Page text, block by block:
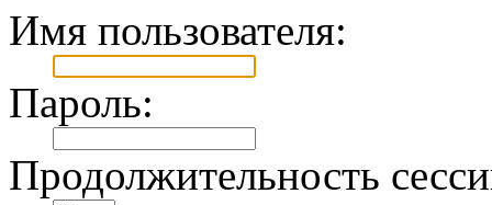
Имя пользователя:
Пароль:
Продолжительность